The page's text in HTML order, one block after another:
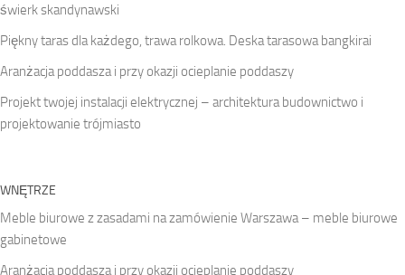
świerk skandynawski
Piękny taras dla każdego, trawa rolkowa. Deska tarasowa bangkirai
Aranżacja poddasza i przy okazji ocieplanie poddaszy
Projekt twojej instalacji elektrycznej – architektura budownictwo i
projektowanie trójmiasto
WNĘTRZE
Meble biurowe z zasadami na zamówienie Warszawa – meble biurowe
gabinetowe
Aranżacja poddasza i przy okazji ocieplanie poddaszy